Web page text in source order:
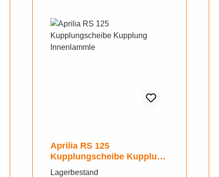
Aprilia RS 125
Kupplungscheibe Kupplung
Innenlammle
Lagerbestand